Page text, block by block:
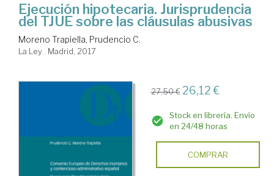
Ejecución hipotecaria. Jurisprudencia
del TJUE sobre las cláusulas abusivas
Moreno Trapiella, Prudencio C.
La Ley . Madrid, 2017
27,50 € 26,12 €
Stock en librería. Envío
en 24/48 horas
COMPRAR